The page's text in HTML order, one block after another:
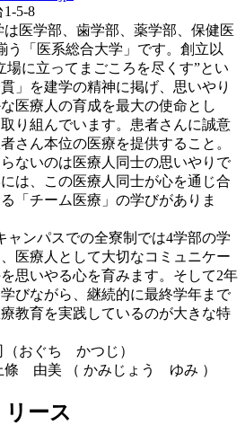
5-8
は医学部、歯学部、薬学部、保健医
う「医系総合大学」です。創立以
場に立ってまごころを尽くす”とい
」を建学の精神に掲げ、思いやり
医療人の育成を最大の使命とし
り組んでいます。患者さんに誠意
さん本位の医療を提供すること。
ないのは医療人同士の思いやりで
は、この医療人同士が心を通じ合
「チーム医療」の学びがありま
ャンパスでの全寮制では4学部の学
医療人として大切なコミュニケー
思いやる心を育みます。そして2年
びながら、継続的に最終学年まで
教育を実践しているのが大きな特
おぐち かつじ）
條 由美 （ かみじょう ゆみ ）
ース